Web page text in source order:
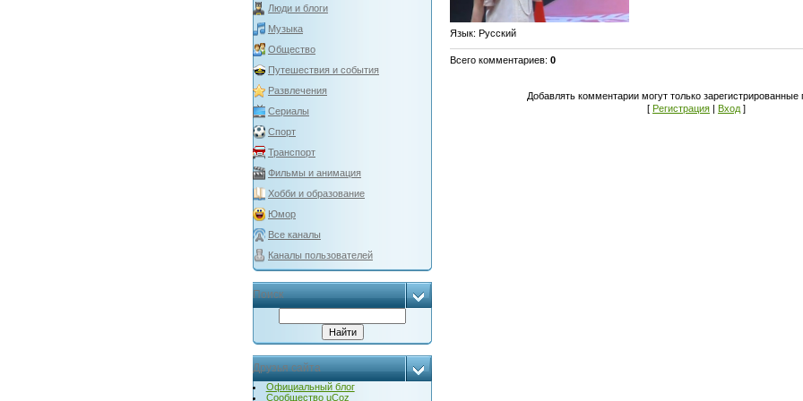
Люди и блоги
Музыка
Общество
Путешествия и события
Развлечения
Сериалы
Спорт
Транспорт
Фильмы и анимация
Хобби и образование
Юмор
Все каналы
Каналы пользователей
Поиск
Друзья сайта
Официальный блог
Сообщество uCoz
Язык: Русский
Всего комментариев: 0
Добавлять комментарии могут только зарегистрированные
[ Регистрация Вход ]